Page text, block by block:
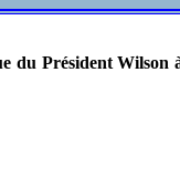
du Président Wilson